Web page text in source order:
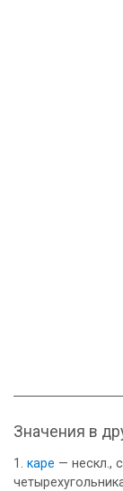
Значения в
каре — нескл.,